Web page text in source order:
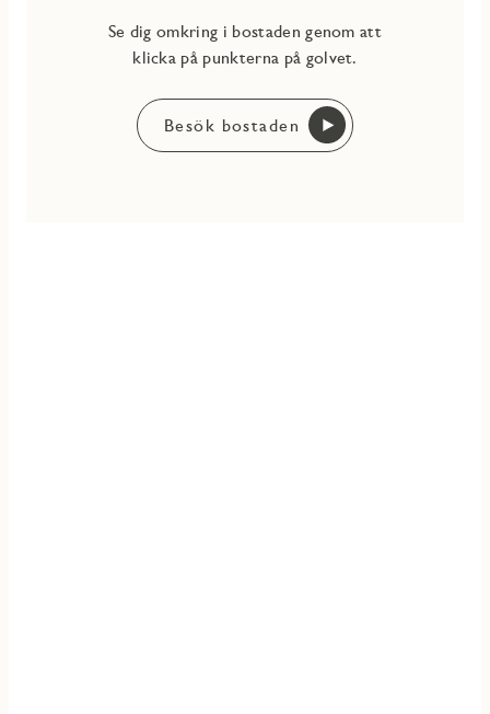
Se dig omkring i bostaden genom att
klicka på punkterna på golvet.
Besök bostaden